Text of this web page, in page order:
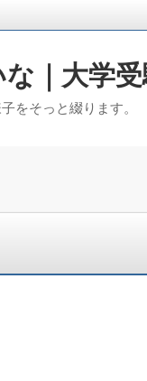
｜大学
をそっと綴ります。